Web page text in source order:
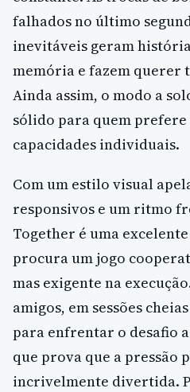
falhados no último
inevitáveis geram
memória e fazem querer
Ainda assim, o modo a
sólido para quem prefere
capacidades individuais.
Com um estilo visual
responsivos e um ritmo
Together é uma
procura um jogo
mas exigente na
amigos, em sessões
para enfrentar o desafio
que prova que a pressão
incrivelmente divertida.